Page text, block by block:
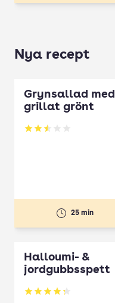
Nya recept
Grynsallad med
grillat grönt
Betyg: 2.5 av 5
25 min
Halloumi- &
jordgubbsspett
Betyg: 4.3 av 5